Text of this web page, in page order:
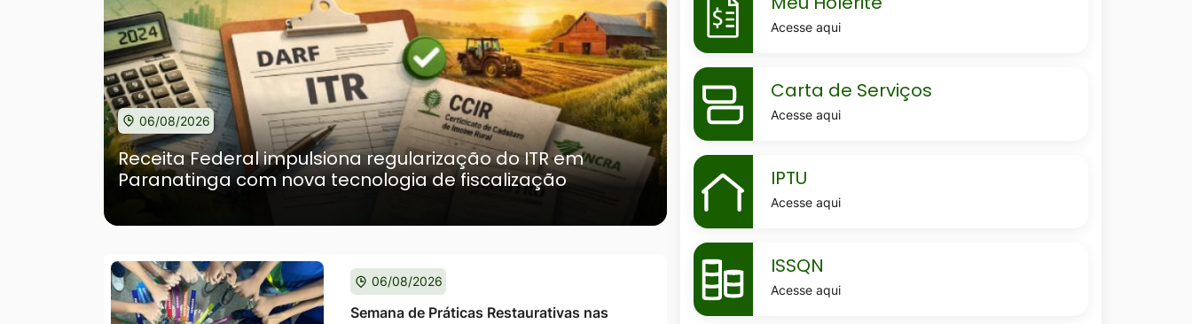
06/08/2026
Receita Federal impulsiona regularização do ITR em
Paranatinga com nova tecnologia de fiscalização
06/08/2026
Semana de Práticas Restaurativas nas
holerite
Acesse aqui
MaskCarta-
de-
servicos
Carta de Serviços
Acesse aqui
MaskIptuIPTU
Acesse aqui
MaskIssqnISSQN
Acesse aqui